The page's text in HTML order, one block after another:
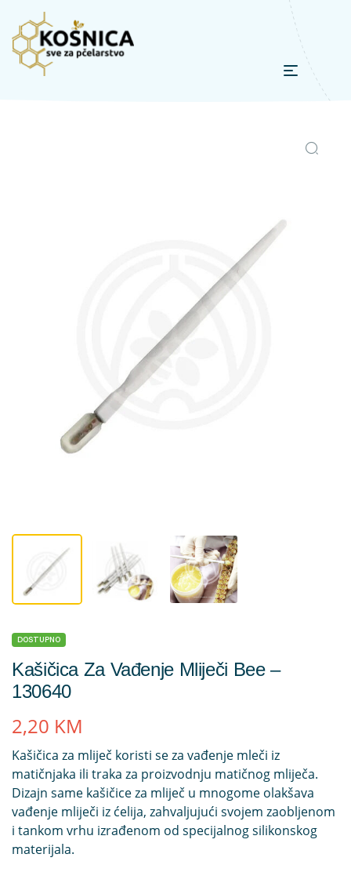
DOSTUPNO
Kašičica Za Vađenje Mliječi Bee –
130640
2,20 KM
Kašičica za mliječ koristi se za vađenje mleči iz
matičnjaka ili traka za proizvodnju matičnog mliječa.
Dizajn same kašičice za mliječ u mnogome olakšava
vađenje mliječi iz ćelija, zahvaljujući svojem zaobljenom
i tankom vrhu izrađenom od specijalnog silikonskog
materijala.